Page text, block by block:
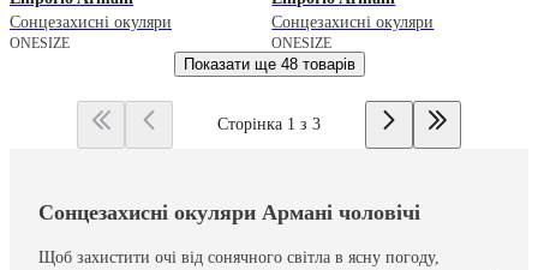
Сонцезахисні окуляри
ONESIZE
Сонцезахисні окуляри
ONESIZE
Показати ще 48 товарів
Сторінка 1 з 3
Сонцезахисні окуляри Армані чоловічі
Щоб захистити очі від сонячного світла в ясну погоду,